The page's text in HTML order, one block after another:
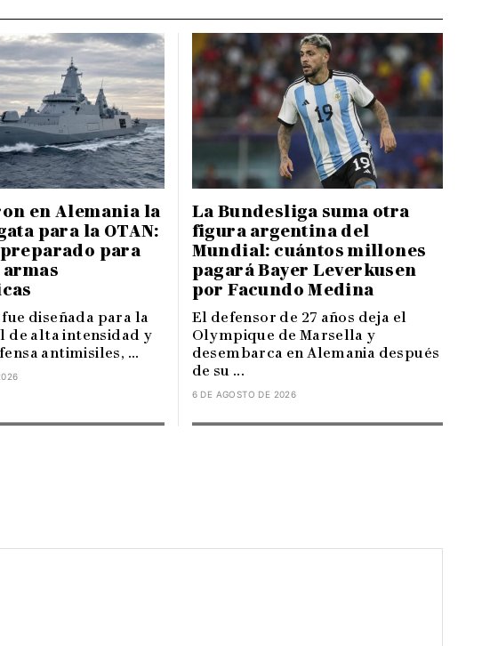
en Alemania la
para la OTAN:
para
fue diseñada para la
de alta intensidad y
antimisiles, ...
La Bundesliga suma otra
figura argentina del
Mundial: cuántos millones
pagará Bayer Leverkusen
por Facundo Medina
El defensor de 27 años deja el
Olympique de Marsella y
desembarca en Alemania después
de su ...
6 DE AGOSTO DE 2026